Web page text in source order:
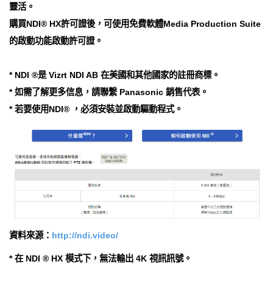
靈活。
購買NDI® HX許可證後，可使用免費軟體Media Production Suite
的啟動功能啟動許可證。
* NDI ®是 Vizrt NDI AB 在美國和其他國家的註冊商標。
* 如需了解更多信息，請聯繫 Panasonic 銷售代表。
* 若要使用NDI® ，必須安裝並啟動驅動程式。
資料來源： http://ndi.video/
* 在 NDI ® HX 模式下，無法輸出 4K 視訊訊號。